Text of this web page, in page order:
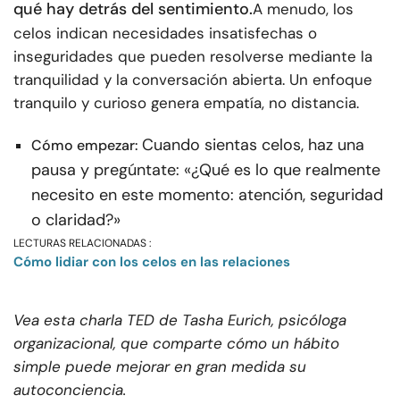
qué hay detrás del sentimiento.A menudo, los
celos indican necesidades insatisfechas o
inseguridades que pueden resolverse mediante la
tranquilidad y la conversación abierta. Un enfoque
tranquilo y curioso genera empatía, no distancia.
Cómo empezar: Cuando sientas celos, haz una
pausa y pregúntate: «¿Qué es lo que realmente
necesito en este momento: atención, seguridad
o claridad?»
LECTURAS RELACIONADAS :
Cómo lidiar con los celos en las relaciones
Vea esta charla TED de Tasha Eurich, psicóloga
organizacional, que comparte cómo un hábito
simple puede mejorar en gran medida su
autoconciencia.